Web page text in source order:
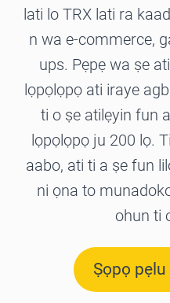
lati lo TRX lati ra
n wa e-commerce,
ups. Pẹpẹ wa ṣe
lọpọlọpọ ati iraye
ti o ṣe atilẹyin fun
lọpọlọpọ ju 200 lọ.
aabo, ati ti a ṣe fun
ni ọna to
ohun ti
Ṣọpọ pẹlu